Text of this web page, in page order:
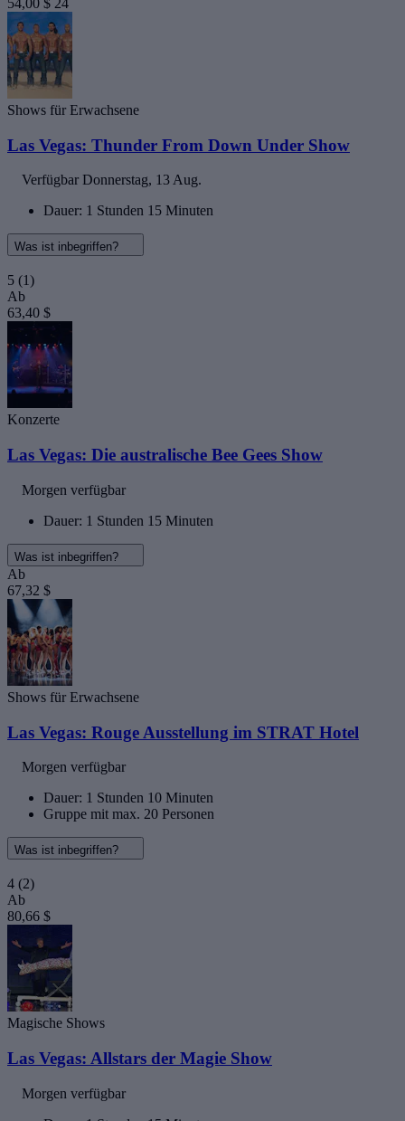
54,00 $ 24
Shows für Erwachsene
Las Vegas: Thunder From Down Under Show
Verfügbar Donnerstag, 13 Aug.
Dauer: 1 Stunden 15 Minuten
Was ist inbegriffen?
5 (1)
Ab
63,40 $
Konzerte
Las Vegas: Die australische Bee Gees Show
Morgen verfügbar
Dauer: 1 Stunden 15 Minuten
Was ist inbegriffen?
Ab
67,32 $
Shows für Erwachsene
Las Vegas: Rouge Ausstellung im STRAT Hotel
Morgen verfügbar
Dauer: 1 Stunden 10 Minuten
Gruppe mit max. 20 Personen
Was ist inbegriffen?
4 (2)
Ab
80,66 $
Magische Shows
Las Vegas: Allstars der Magie Show
Morgen verfügbar